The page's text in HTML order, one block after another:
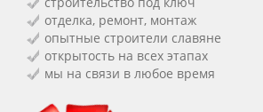
отделка, ремонт, монтаж
опытные строители славяне
открытость на всех этапах
мы на связи в любое время